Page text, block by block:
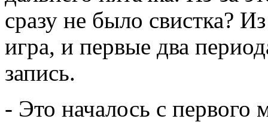
сразу не было свистка?
игра, и первые два
запись.
- Это началось с первого